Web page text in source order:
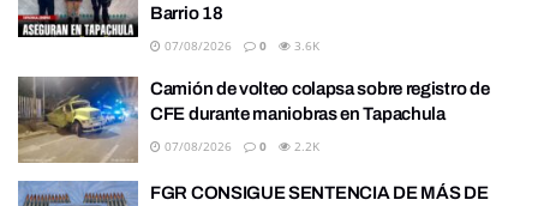
Barrio 18
07/08/2026 0 3.6K
Camión de volteo colapsa sobre registro de
CFE durante maniobras en Tapachula
07/08/2026 0 2.2K
FGR CONSIGUE SENTENCIA DE MÁS DE